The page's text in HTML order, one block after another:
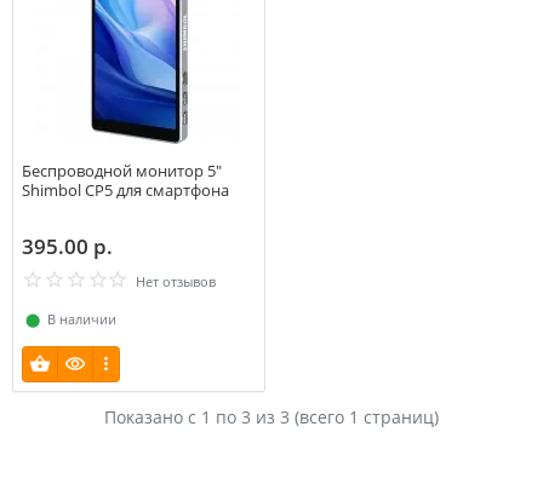
Беспроводной монитор 5″
Shimbol CP5 для смартфона
395.00 р.
Нет отзывов
⬤ В наличии
Показано с 1 по 3 из 3 (всего 1 страниц)